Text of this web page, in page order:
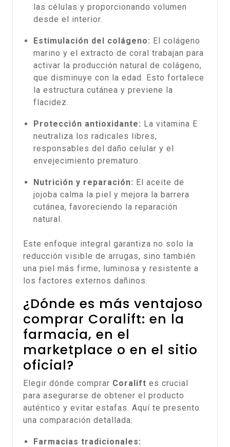
las células y proporcionando volumen
desde el interior.
Estimulación del colágeno: El colágeno
marino y el extracto de coral trabajan para
activar la producción natural de colágeno,
que disminuye con la edad. Esto fortalece
la estructura cutánea y previene la
flacidez.
Protección antioxidante: La vitamina E
neutraliza los radicales libres,
responsables del daño celular y el
envejecimiento prematuro.
Nutrición y reparación: El aceite de
jojoba calma la piel y mejora la barrera
cutánea, favoreciendo la reparación
natural.
Este enfoque integral garantiza no solo la
reducción visible de arrugas, sino también
una piel más firme, luminosa y resistente a
los factores externos dañinos.
¿Dónde es más ventajoso
comprar Coralift: en la
farmacia, en el
marketplace o en el sitio
oficial?
Elegir dónde comprar Coralift es crucial
para asegurarse de obtener el producto
auténtico y evitar estafas. Aquí te presento
una comparación detallada:
Farmacias tradicionales: